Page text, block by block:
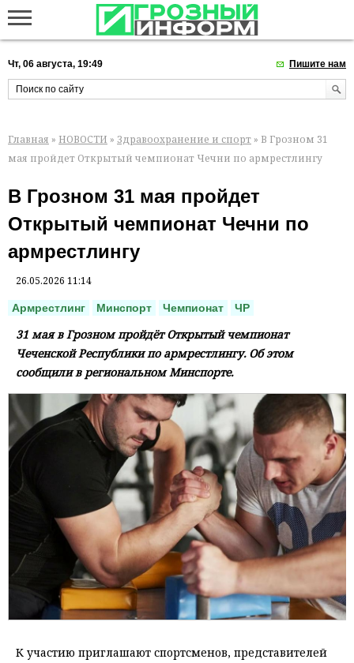
Чт, 06 августа, 19:49 Пишите нам
Главная » НОВОСТИ » Здравоохранение и спорт » В Грозном 31
мая пройдет Открытый чемпионат Чечни по армрестлингу
В Грозном 31 мая пройдет
Открытый чемпионат Чечни по
армрестлингу
26.05.2026 11:14
Армрестлинг Минспорт Чемпионат ЧР
31 мая в Грозном пройдёт Открытый чемпионат
Чеченской Республики по армрестлингу. Об этом
сообщили в региональном Минспорте.
К участию приглашают спортсменов, представителей